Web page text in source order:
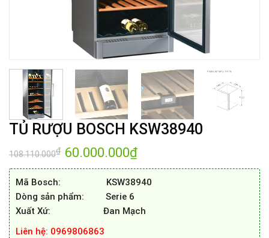
TỦ RƯỢU BOSCH KSW38940
108.110.000₫ Giá
gốc
là:
60.000.000₫Giá
tại
60.000.000₫.
Mã Bosch: KSW38940
Dòng sản phẩm: Serie 6
Xuất Xứ: Đan Mạch
Liên hệ: 0969806863